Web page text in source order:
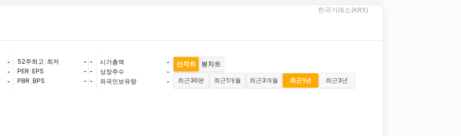
한국거래소(KRX)
-
-
-
52주최고 최저 - -
PER EPS - -
PBR BPS - -
시가총액
-
상장주수
-
외국인보유량
-
선차트 봉차트
최근30분 최근1개월 최근3개월 최근1년 최근3년